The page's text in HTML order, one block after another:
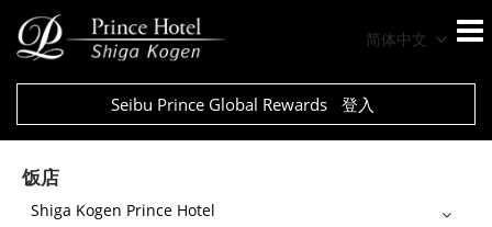
简体中文
Seibu Prince Global Rewards 登入
饭店
Shiga Kogen Prince Hotel